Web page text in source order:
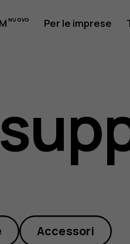
Per le imprese
Accessori